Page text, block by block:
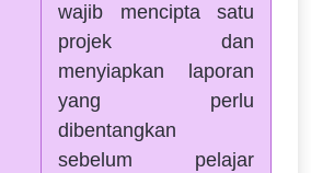
wajib mencipta satu
projek dan
menyiapkan laporan
yang perlu
dibentangkan
sebelum pelajar